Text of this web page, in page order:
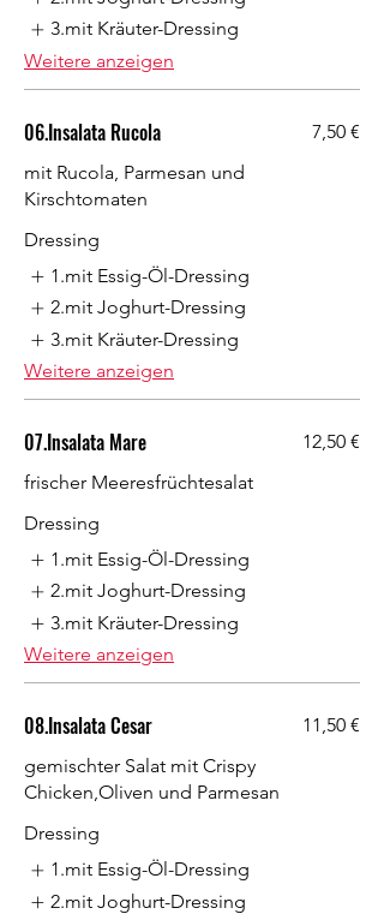
3.mit Kräuter-Dressing
Weitere anzeigen
06.Insalata Rucola
mit Rucola, Parmesan und
Kirschtomaten
7,50 €
Dressing
1.mit Essig-Öl-Dressing
2.mit Joghurt-Dressing
3.mit Kräuter-Dressing
Weitere anzeigen
07.Insalata Mare
frischer Meeresfrüchtesalat
12,50 €
Dressing
1.mit Essig-Öl-Dressing
2.mit Joghurt-Dressing
3.mit Kräuter-Dressing
Weitere anzeigen
08.Insalata Cesar
gemischter Salat mit Crispy
Chicken,Oliven und Parmesan
11,50 €
Dressing
1.mit Essig-Öl-Dressing
2.mit Joghurt-Dressing